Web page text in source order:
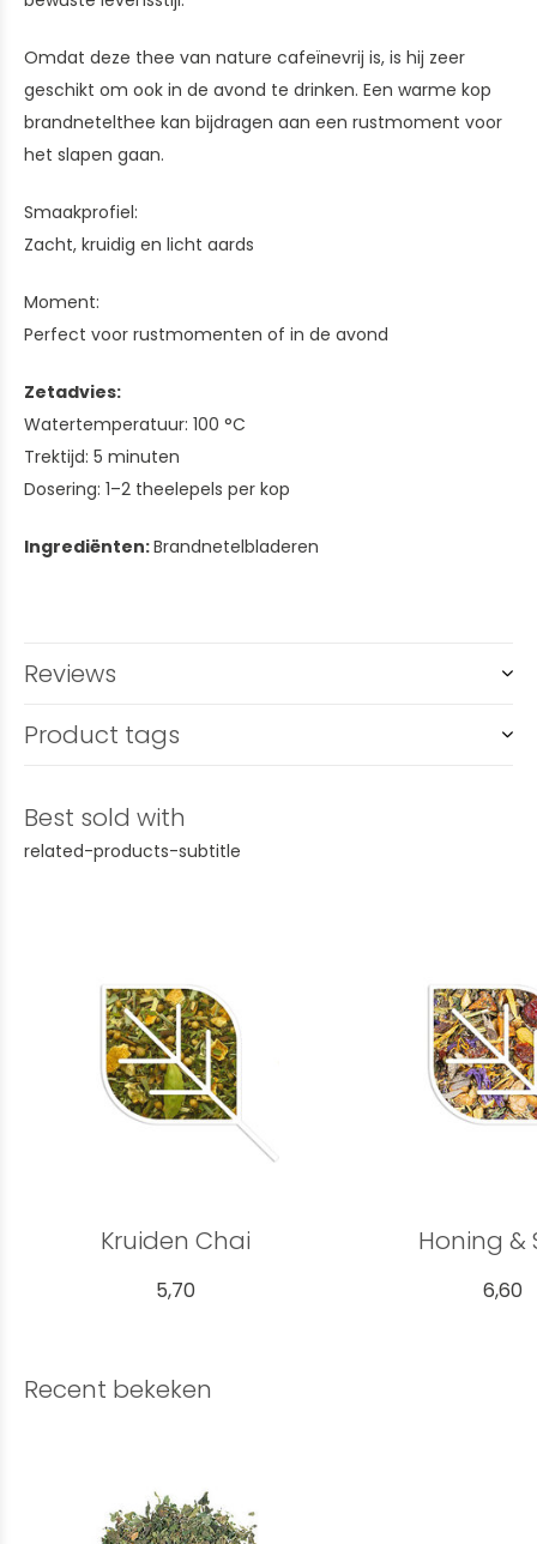
Omdat deze thee van nature cafeïnevrij is, is hij zeer
geschikt om ook in de avond te drinken. Een warme kop
brandnetelthee kan bijdragen aan een rustmoment voor
het slapen gaan.
Smaakprofiel:
Zacht, kruidig en licht aards
Moment:
Perfect voor rustmomenten of in de avond
Zetadvies:
Watertemperatuur: 100 °C
Trektijd: 5 minuten
Dosering: 1–2 theelepels per kop
Ingrediënten:Brandnetelbladeren
Reviews
Product tags
Best sold with
related-products-subtitle
Kruiden Chai
5,70
Honing &
6,60
Recent bekeken